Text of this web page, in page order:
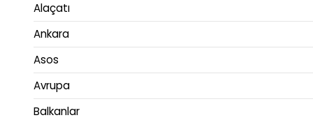
Alaçatı
Ankara
Asos
Avrupa
Balkanlar